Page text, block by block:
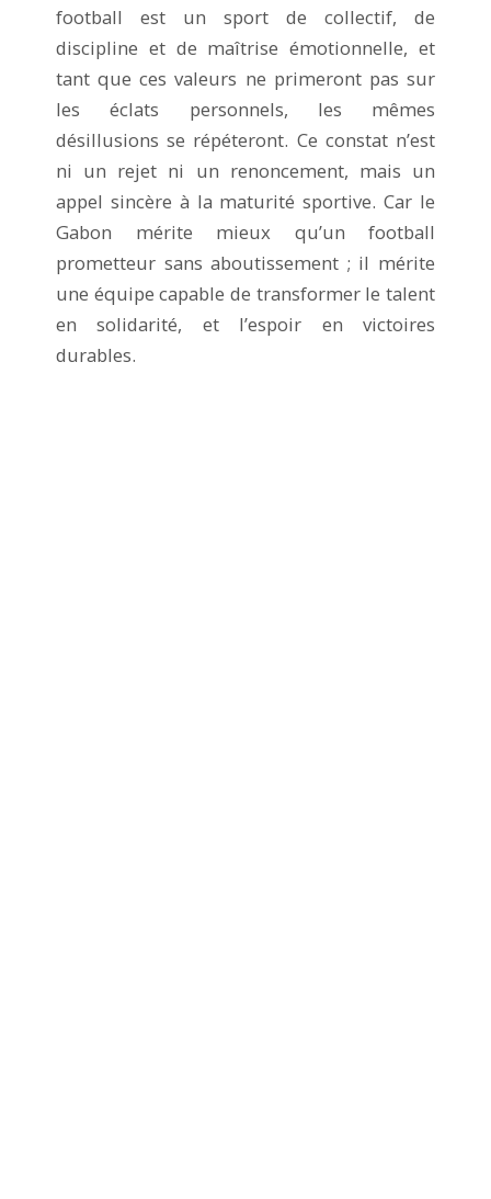
football est un sport de collectif, de
discipline et de maîtrise émotionnelle, et
tant que ces valeurs ne primeront pas sur
les éclats personnels, les mêmes
désillusions se répéteront. Ce constat n’est
ni un rejet ni un renoncement, mais un
appel sincère à la maturité sportive. Car le
Gabon mérite mieux qu’un football
prometteur sans aboutissement ; il mérite
une équipe capable de transformer le talent
en solidarité, et l’espoir en victoires
durables.